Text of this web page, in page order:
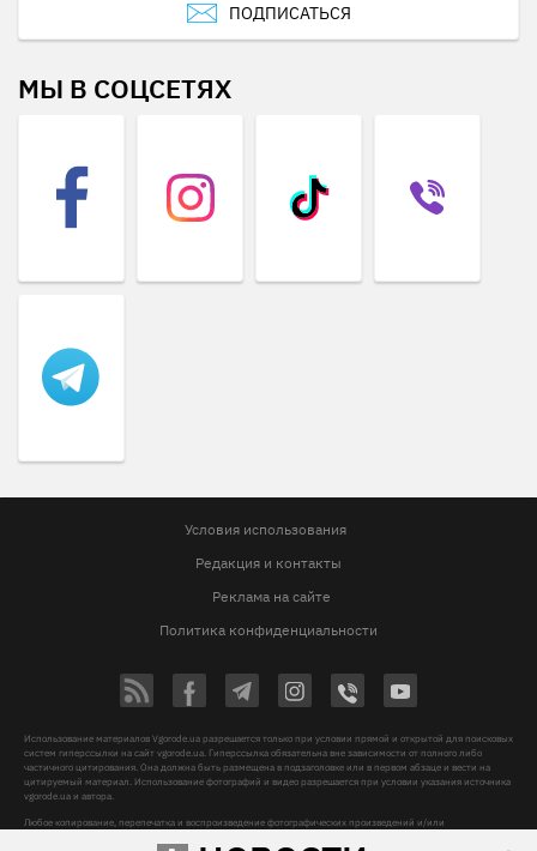
ПОДПИСАТЬСЯ
МЫ В СОЦСЕТЯХ
Условия использования
Редакция и контакты
Реклама на сайте
Политика конфиденциальности
Использование материалов Vgorode.ua разрешается только при условии прямой и открытой для поисковых
систем гиперссылки на сайт vgorode.ua. Гиперссылка обязательна вне зависимости от полного либо
частичного цитирования. Она должна быть размещена в подзаголовке или в первом абзаце и вести на
цитируемый материал. Использование фотографий и видео разрешается при условии указания источника
vgorode.ua и автора.
Любое копирование, перепечатка и воспроизведение фотографических произведений и/или